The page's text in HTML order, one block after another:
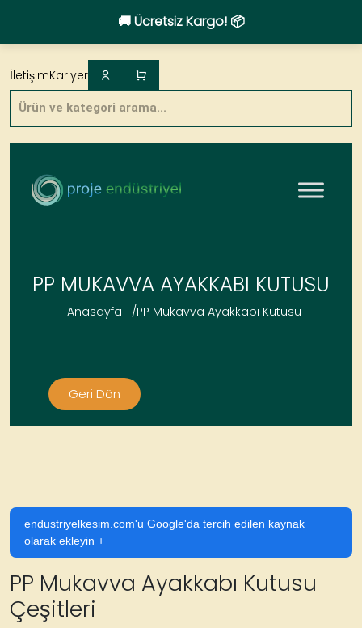
🚚 Ücretsiz Kargo! 📦
to
content
Products
search
İletişimKariyer
PP MUKAVVA AYAKKABI KUTUSU
Anasayfa /PP Mukavva Ayakkabı Kutusu
Geri Dön
endustriyelkesim.com'u Google'da tercih edilen kaynak
olarak ekleyin +
PP Mukavva Ayakkabı Kutusu
Çeşitleri